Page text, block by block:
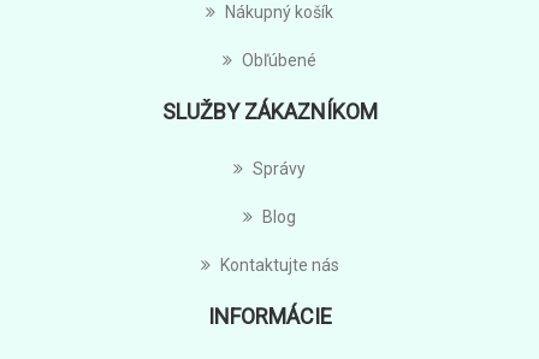
Nákupný košík
Obľúbené
SLUŽBY ZÁKAZNÍKOM
Správy
Blog
Kontaktujte nás
INFORMÁCIE